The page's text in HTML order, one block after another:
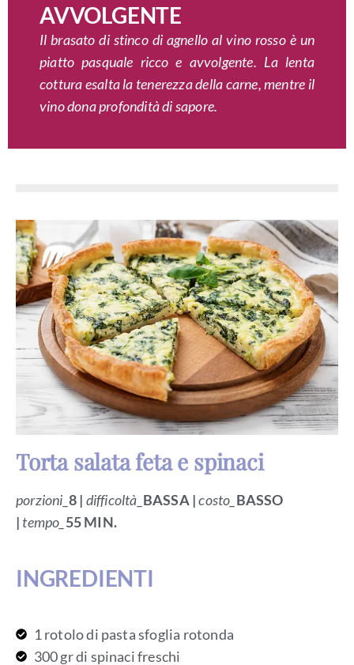
AVVOLGENTE
Il brasato di stinco di agnello al vino rosso è un
piatto pasquale ricco e avvolgente. La lenta
cottura esalta la tenerezza della carne, mentre il
vino dona profondità di sapore.
Torta salata feta e spinaci
porzioni_ 8 | difficoltà_ BASSA|costo_ BASSO
| tempo_ 55 MIN.
INGREDIENTI
1 rotolo di pasta sfoglia rotonda
300 gr di spinaci freschi